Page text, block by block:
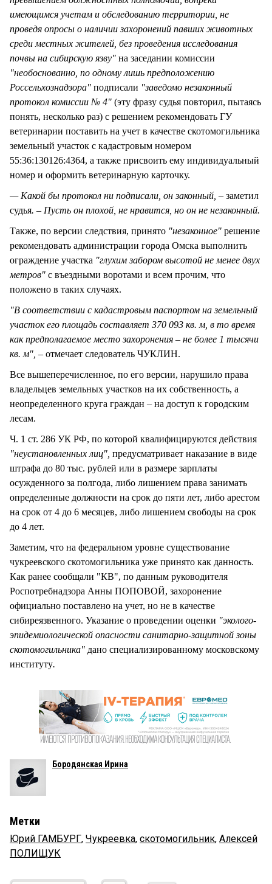
имеющимся учетам и обследованию территории, не
проведя опросы о наличии захоронений павших животных
среди местных жителей, без проведения исследования
почвы на сибирскую язву" на заседании комиссии
"необоснованно, по одному лишь предположению
Россельхознадзора" подписали "заведомо незаконный
протокол комиссии № 4" (эту фразу судья повторил, пытаясь
понять, несколько раз) с решением рекомендовать ГУ
ветеринарии поставить на учет в качестве скотомогильника
земельный участок с кадастровым номером
55:36:130126:4364, а также присвоить ему индивидуальный
номер и оформить ветеринарную карточку.
— Какой бы протокол ни подписали, он законный, – заметил
судья. – Пусть он плохой, не нравится, но он не незаконный.
Также, по версии следствия, принято "незаконное" решение
рекомендовать администрации города Омска выполнить
ограждение участка "глухим забором высотой не менее двух
метров" с въездными воротами и всем прочим, что
положено в таких случаях.
"В соответствии с кадастровым паспортом на земельный
участок его площадь составляет 370 093 кв. м, в то время
как предполагаемое место захоронения – не более 1 тысячи
кв. м", – отмечает следователь ЧУКЛИН.
Все вышеперечисленное, по его версии, нарушило права
владельцев земельных участков на их собственность, а
неопределенного круга граждан – на доступ к городским
лесам.
Ч. 1 ст. 286 УК РФ, по которой квалифицируются действия
"неустановленных лиц", предусматривает наказание в виде
штрафа до 80 тыс. рублей или в размере зарплаты
осужденного за полгода, либо лишением права занимать
определенные должности на срок до пяти лет, либо арестом
на срок от 4 до 6 месяцев, либо лишением свободы на срок
до 4 лет.
Заметим, что на федеральном уровне существование
чукреевского скотомогильника уже принято как данность.
Как ранее сообщали "КВ", по данным руководителя
Роспотребнадзора Анны ПОПОВОЙ, захоронение
официально поставлено на учет, но не в качестве
сибиреязвенного. Указание о проведении оценки "эколого-
эпидемиологической опасности санитарно-защитной зоны
скотомогильника" дано специализированному московскому
институту.
Бородянская Ирина
Метки
Юрий ГАМБУРГ, Чукреевка, скотомогильник, Алексей
ПОЛИЩУК